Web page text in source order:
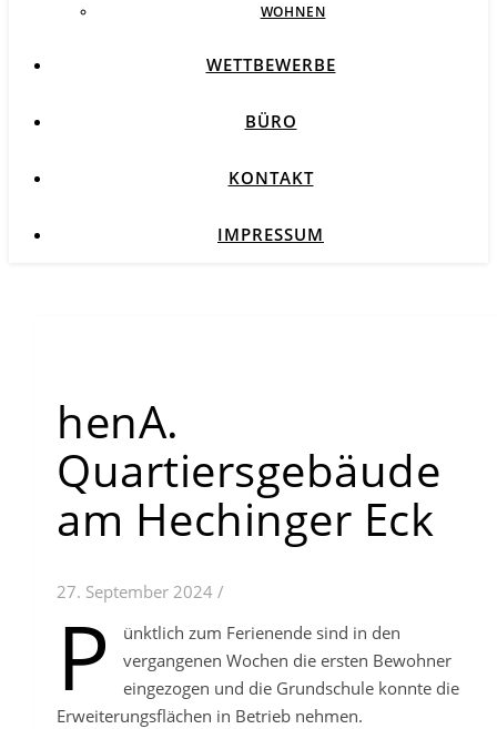
WOHNEN
WETTBEWERBE
BÜRO
KONTAKT
IMPRESSUM
henA.
Quartiersgebäude
am Hechinger Eck
27. September 2024 /
P
ünktlich zum Ferienende sind in den
vergangenen Wochen die ersten Bewohner
eingezogen und die Grundschule konnte die
Erweiterungsflächen in Betrieb nehmen.